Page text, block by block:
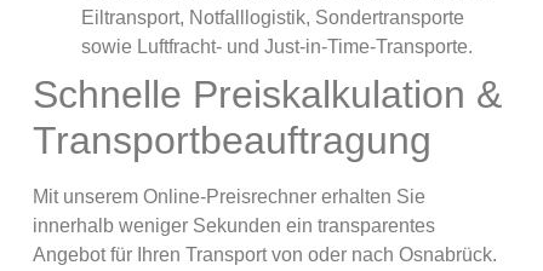
Eiltransport, Notfalllogistik, Sondertransporte
sowie Luftfracht- und Just-in-Time-Transporte.
Schnelle Preiskalkulation &
Transportbeauftragung
Mit unserem Online-Preisrechner erhalten Sie
innerhalb weniger Sekunden ein transparentes
Angebot für Ihren Transport von oder nach Osnabrück.